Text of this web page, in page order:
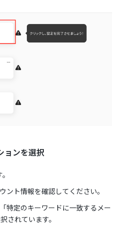
ョンを選択
ント情報を確認してください。
特定のキーワードに一致するメー
されています。